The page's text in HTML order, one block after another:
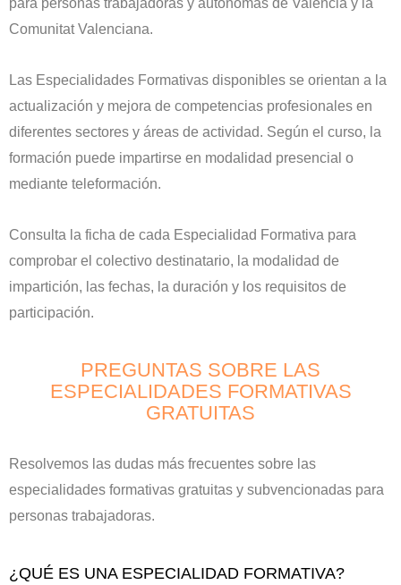
para personas trabajadoras y autónomas de Valencia y la
Comunitat Valenciana.
Las Especialidades Formativas disponibles se orientan a la
actualización y mejora de competencias profesionales en
diferentes sectores y áreas de actividad. Según el curso, la
formación puede impartirse en modalidad presencial o
mediante teleformación.
Consulta la ficha de cada Especialidad Formativa para
comprobar el colectivo destinatario, la modalidad de
impartición, las fechas, la duración y los requisitos de
participación.
PREGUNTAS SOBRE LAS
ESPECIALIDADES FORMATIVAS
GRATUITAS
Resolvemos las dudas más frecuentes sobre las
especialidades formativas gratuitas y subvencionadas para
personas trabajadoras.
¿QUÉ ES UNA ESPECIALIDAD FORMATIVA?